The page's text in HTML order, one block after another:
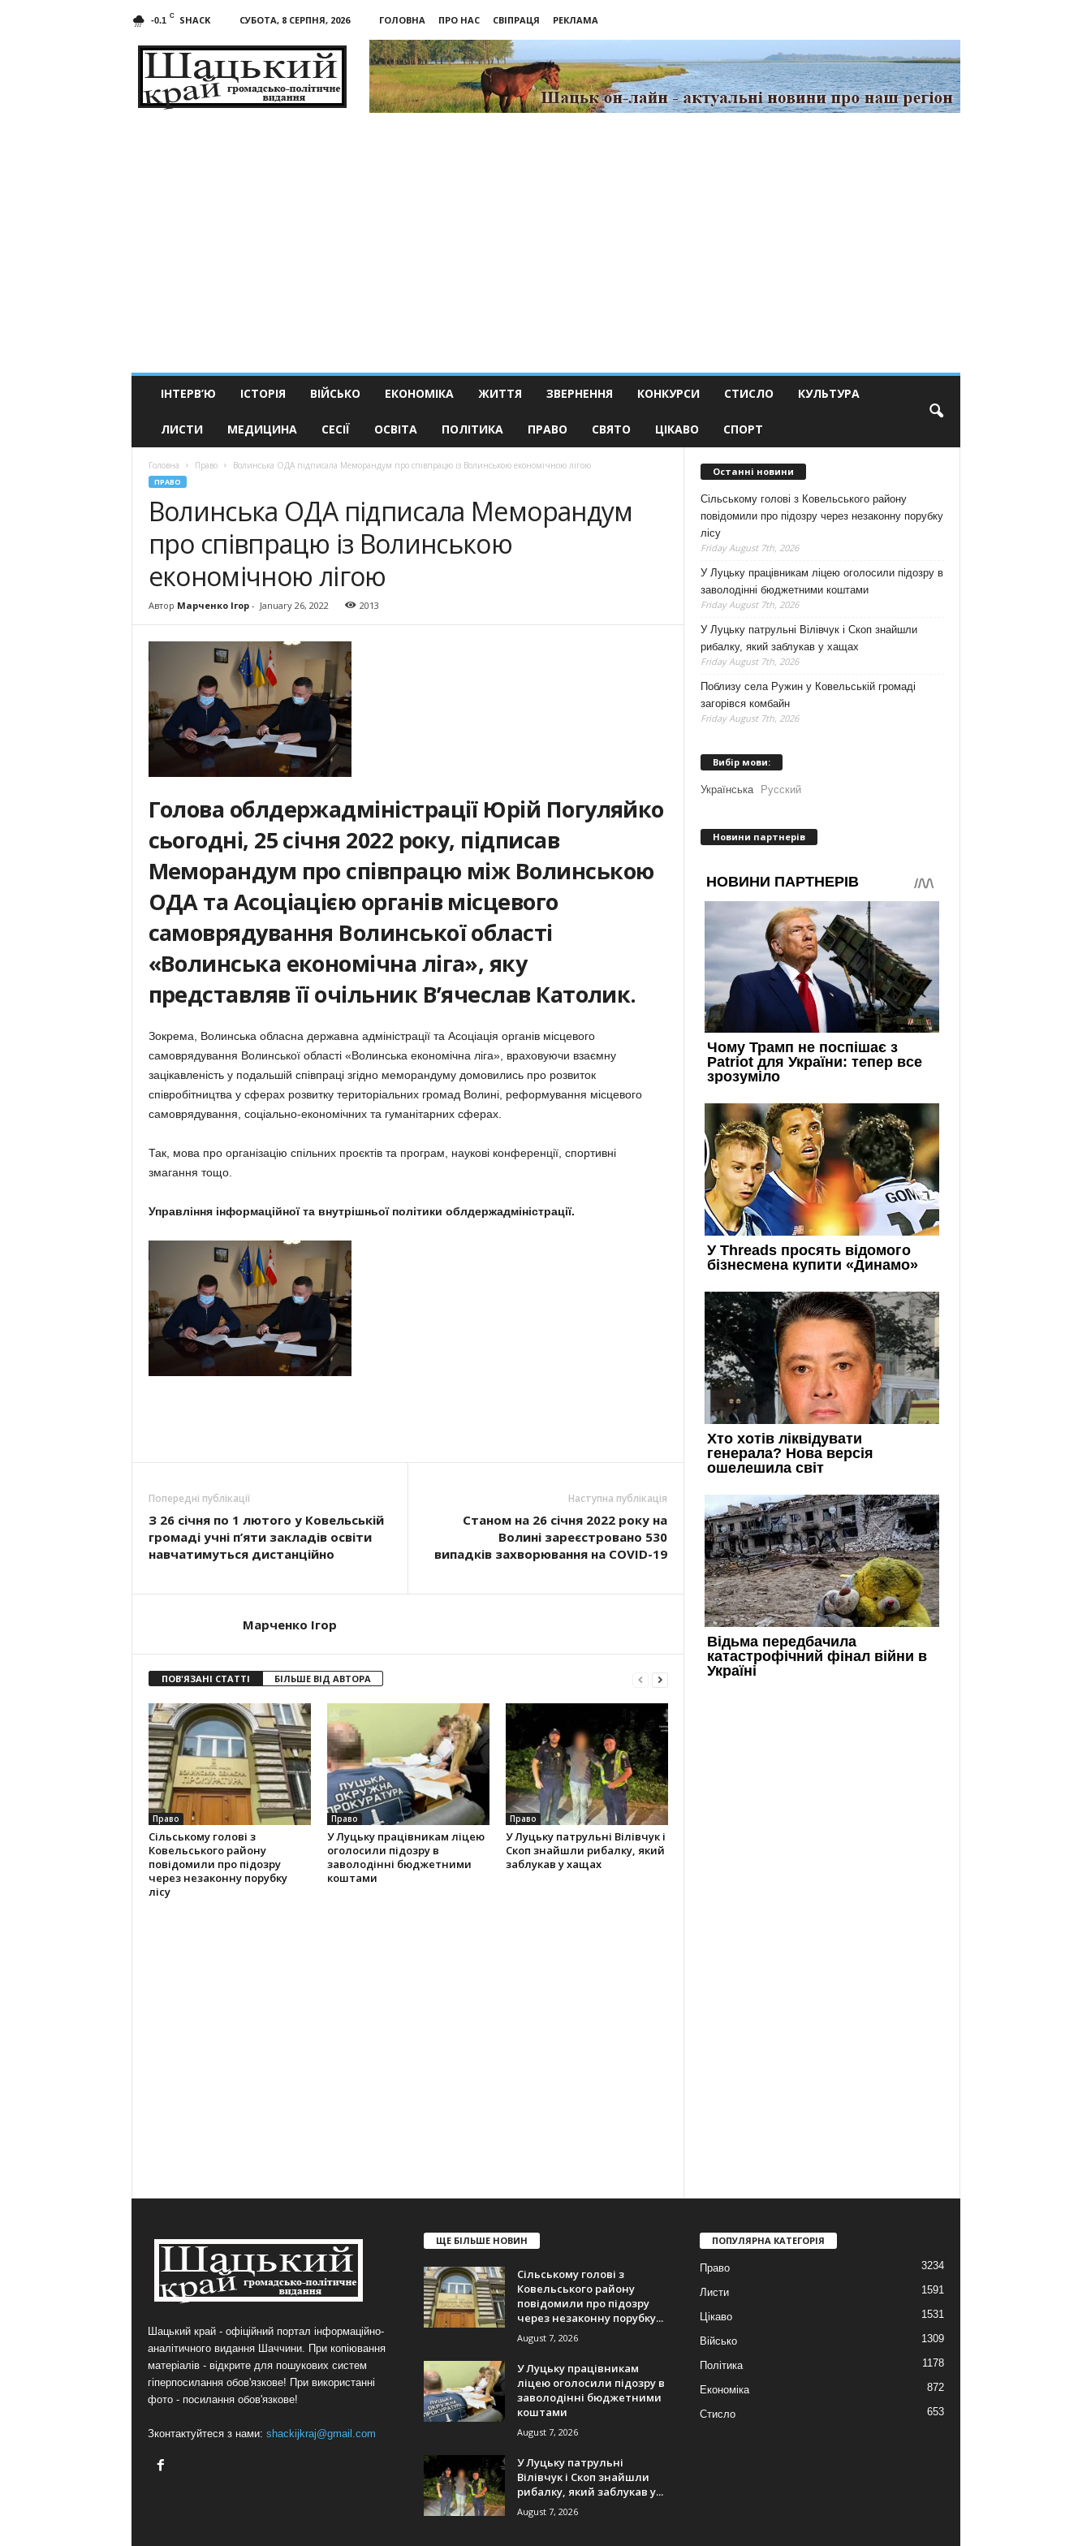
-0.1 C SHACK СУБОТА, 8 СЕРПНЯ, 2026 ГОЛОВНА ПРО НАС СВІПРАЦЯ
РЕКЛАМА
край
ІНТЕРВ’Ю ІСТОРІЯ ВІЙСЬКО ЕКОНОМІКА ЖИТТЯ ЗВЕРНЕННЯ КОНКУРСИ СТИСЛО КУЛЬТУРА
ЛИСТИ МЕДИЦИНА СЕСІЇ ОСВІТА ПОЛІТИКА ПРАВО СВЯТО ЦІКАВО СПОРТ
Головна Право Волинська ОДА підписала Меморандум про співпрацю із Волинською економічною лігою
ПРАВО
Волинська ОДА підписала Меморандум
про співпрацю із Волинською
економічною лігою
Автор Марченко Ігор- January 26, 2022 2013
Голова облдержадміністрації Юрій Погуляйко
сьогодні, 25 січня 2022 року, підписав
Меморандум про співпрацю між Волинською
ОДА та Асоціацією органів місцевого
самоврядування Волинської області
«Волинська економічна ліга», яку
представляв її очільник В’ячеслав Католик.
Зокрема, Волинська обласна державна адміністрації та Асоціація органів місцевого
самоврядування Волинської області «Волинська економічна ліга», враховуючи взаємну
зацікавленість у подальшій співпраці згідно меморандуму домовились про розвиток
співробітництва у сферах розвитку територіальних громад Волині, реформування місцевого
самоврядування, соціально-економічних та гуманітарних сферах.
Так, мова про організацію спільних проєктів та програм, наукові конференції, спортивні
змагання тощо.
Управління інформаційної та внутрішньої політики облдержадміністрації.
Попередні публікації
З 26 січня по 1 лютого у Ковельській
громаді учні п’яти закладів освіти
навчатимуться дистанційно
Наступна публікація
Станом на 26 січня 2022 року на
Волині зареєстровано 530
випадків захворювання на COVID-19
Марченко Ігор
ПОВ'ЯЗАНІ СТАТТІ БІЛЬШЕ ВІД АВТОРА
Право
Сільському голові з
Ковельського району
повідомили про підозру
через незаконну порубку
лісу
Право
У Луцьку працівникам ліцею
оголосили підозру в
заволодінні бюджетними
коштами
Право
У Луцьку патрульні Вілівчук і
Скоп знайшли рибалку, який
заблукав у хащах
Останні новини
Сільському голові з Ковельського району
повідомили про підозру через незаконну порубку
лісу
Friday August 7th, 2026
У Луцьку працівникам ліцею оголосили підозру в
заволодінні бюджетними коштами
Friday August 7th, 2026
У Луцьку патрульні Вілівчук і Скоп знайшли
рибалку, який заблукав у хащах
Friday August 7th, 2026
Поблизу села Ружин у Ковельській громаді
загорівся комбайн
Friday August 7th, 2026
Вибір мови:
Українська Русский
Новини партнерів
Шацький край - офіційний портал інформаційно-
аналітичного видання Шаччини. При копіювання
матеріалів - відкрите для пошукових систем
гіперпосилання обов'язкове! При використанні
фото - посилання обов'язкове!
Зконтактуйтеся з нами: shackijkraj@gmail.com
ЩЕ БІЛЬШЕ НОВИН
Сільському голові з
Ковельського району
повідомили про підозру
через незаконну порубку...
August 7, 2026
У Луцьку працівникам
ліцею оголосили підозру в
заволодінні бюджетними
коштами
August 7, 2026
У Луцьку патрульні
Вілівчук і Скоп знайшли
рибалку, який заблукав у...
August 7, 2026
ПОПУЛЯРНА КАТЕГОРІЯ
Право 3234
Листи 1591
Цікаво 1531
Військо 1309
Політика 1178
Економіка 872
Стисло 653